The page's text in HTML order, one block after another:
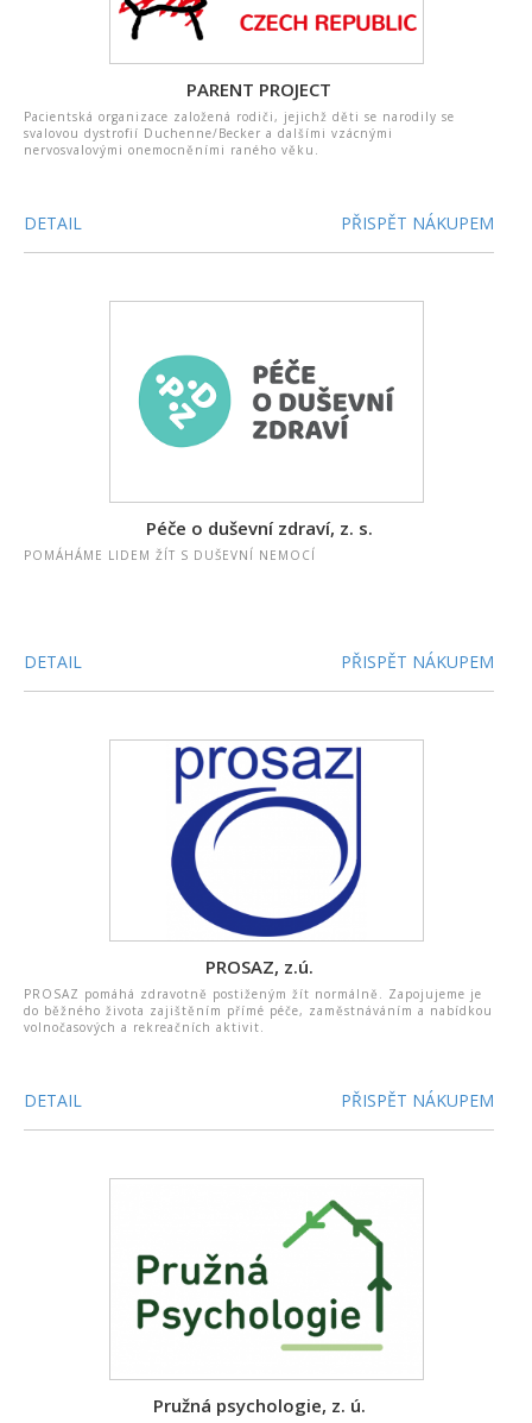
PARENT PROJECT
Pacientská organizace založená rodiči, jejichž děti se narodily se
svalovou dystrofií Duchenne/Becker a dalšími vzácnými
nervosvalovými onemocněními raného věku.
DETAIL PŘISPĚT NÁKUPEM
Péče o duševní zdraví, z. s.
POMÁHÁME LIDEM ŽÍT S DUŠEVNÍ NEMOCÍ
DETAIL PŘISPĚT NÁKUPEM
PROSAZ, z.ú.
PROSAZ pomáhá zdravotně postiženým žít normálně. Zapojujeme je
do běžného života zajištěním přímé péče, zaměstnáváním a nabídkou
volnočasových a rekreačních aktivit.
DETAIL PŘISPĚT NÁKUPEM
Pružná psychologie, z. ú.